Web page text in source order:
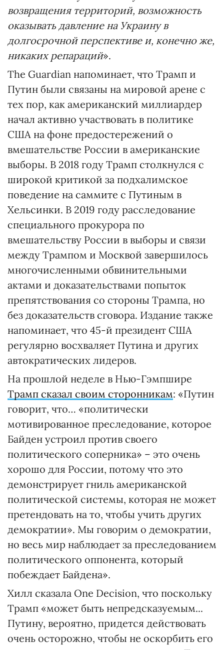
возвращения территорий, возможность
оказывать давление на Украину в
долгосрочной перспективе и, конечно же,
никаких репараций».
The Guardian напоминает, что Трамп и
Путин были связаны на мировой арене с
тех пор, как американский миллиардер
начал активно участвовать в политике
США на фоне предостережений о
вмешательстве России в американские
выборы. В 2018 году Трамп столкнулся с
широкой критикой за подхалимское
поведение на саммите с Путиным в
Хельсинки. В 2019 году расследование
специального прокурора по
вмешательству России в выборы и связи
между Трампом и Москвой завершилось
многочисленными обвинительными
актами и доказательствами попыток
препятствования со стороны Трампа, но
без доказательств сговора. Издание также
напоминает, что 45-й президент США
регулярно восхваляет Путина и других
автократических лидеров.
На прошлой неделе в Нью-Гэмпшире
Трамп сказал своим сторонникам: «Путин
говорит, что… «политически
мотивированное преследование, которое
Байден устроил против своего
политического соперника» – это очень
хорошо для России, потому что это
демонстрирует гниль американской
политической системы, которая не может
претендовать на то, чтобы учить других
демократии». Мы говорим о демократии,
но весь мир наблюдает за преследованием
политического оппонента, который
побеждает Байдена».
Хилл сказала One Decision, что поскольку
Трамп «может быть непредсказуемым...
Путину, вероятно, придется действовать
очень осторожно, чтобы не оскорбить его